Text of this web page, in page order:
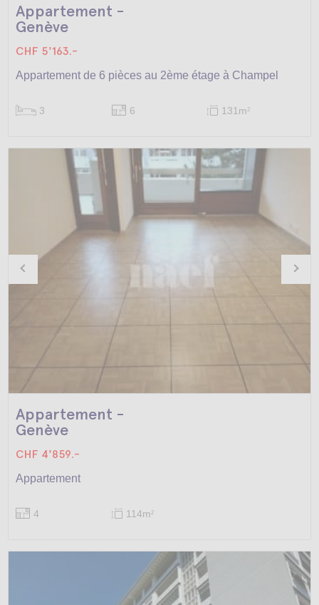
Appartement -
Genève
CHF 5'163.-
Appartement de 6 pièces au 2ème étage à Champel
3 6 131m2
Appartement -
Genève
CHF 4'859.-
Appartement
4 114m2